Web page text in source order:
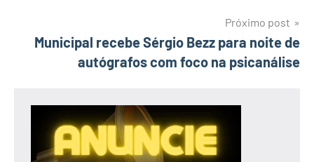
Próximo post
Municipal recebe Sérgio Bezz para noite de
autógrafos com foco na psicanálise